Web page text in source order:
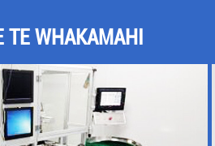
TE WHAKAMAHI